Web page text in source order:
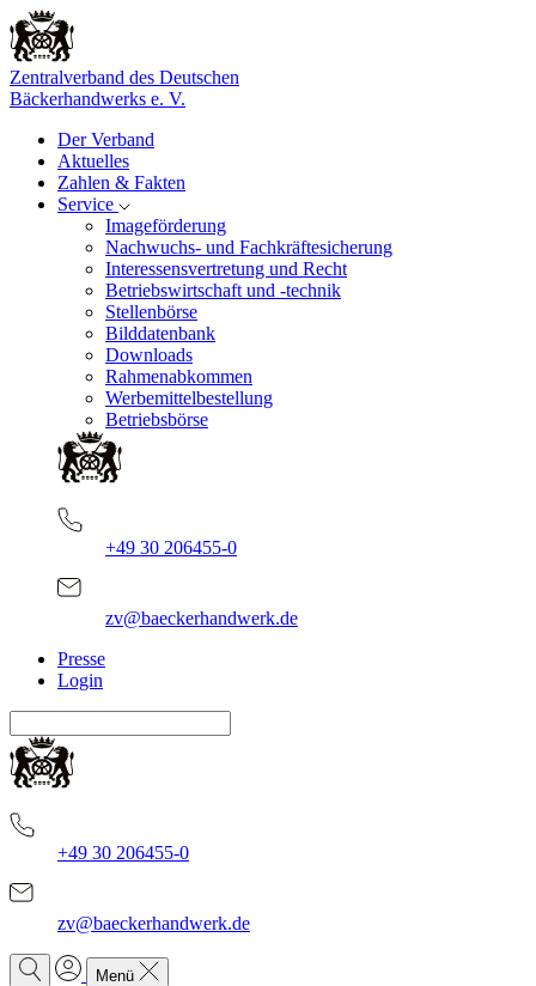
Zentralverband des Deutschen
Bäckerhandwerks e. V.
Der Verband
Aktuelles
Zahlen & Fakten
Service
Imageförderung
Nachwuchs- und Fachkräftesicherung
Interessensvertretung und Recht
Betriebswirtschaft und -technik
Stellenbörse
Bilddatenbank
Downloads
Rahmenabkommen
Werbemittelbestellung
Betriebsbörse
+49 30 206455-0
zv@baeckerhandwerk.de
Presse
Login
+49 30 206455-0
zv@baeckerhandwerk.de
Menü